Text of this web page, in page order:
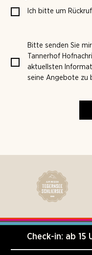
Ich bitte um Rückruf
Bitte senden Sie
Tannerhof
aktuellsten
seine Angebote zu
Check-in: ab 15